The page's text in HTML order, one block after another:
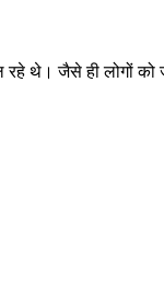
थे। जैसे ही लोगों को